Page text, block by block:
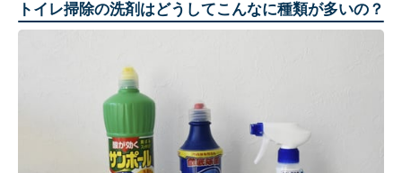
トイレ掃除の洗剤はどうしてこんなに種類が多いの？